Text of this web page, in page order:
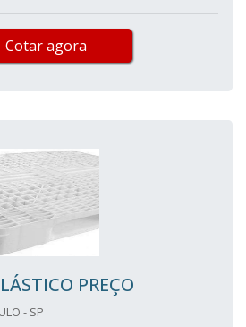
Cotar agora
PREÇO
- SP